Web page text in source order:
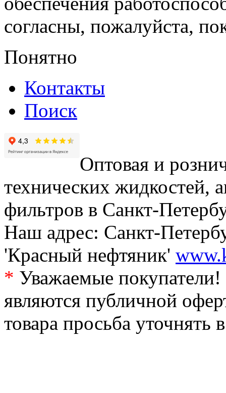
согласны, пожалуйста,
Понятно
Контакты
Поиск
Оптовая и
технических жидкостей,
фильтров в Санкт-
Наш адрес: Санкт-
'Красный нефтяник'
* Уважаемые
являются публичной
товара просьба уточнять